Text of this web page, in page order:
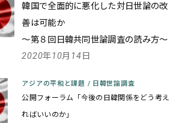
韓国で全面的に悪化した対日世論の改
善は可能か
～第８回日韓共同世論調査の読み方～
2020年10月14日
アジアの平和と課題 / 日韓世論調査
公開フォーラム「今後の日韓関係をどう考え
ればいいのか」